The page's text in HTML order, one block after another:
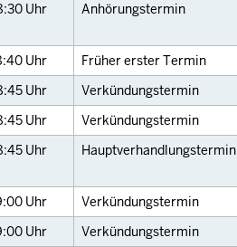
Uhr Anhörungstermin
Uhr Früher erster Termin
Uhr Verkündungstermin
Uhr Verkündungstermin
Uhr Hauptverhandlungstermin
Uhr Verkündungstermin
Uhr Verkündungstermin